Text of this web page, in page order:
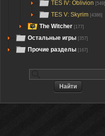
TES IV: Oblivion [549]
TES V: Skyrim [4386]
The Witcher [177]
Остальные игры [357]
Прочие разделы [167]